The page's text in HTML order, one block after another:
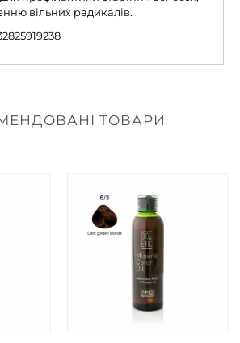
вільних радикалів.
ТОВАРИ